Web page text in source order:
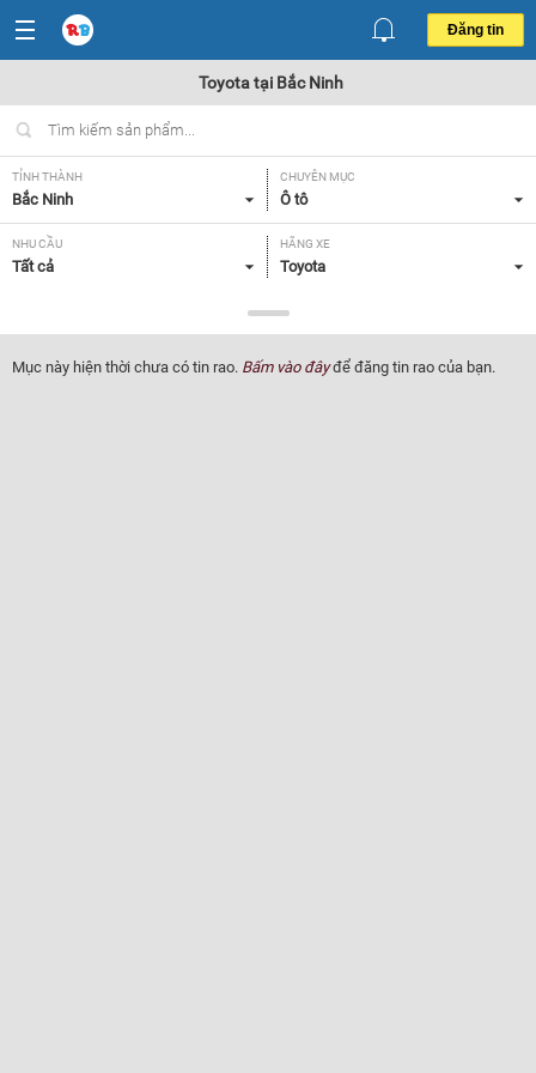
Đăng tin
Toyota tại Bắc Ninh
TỈNH THÀNH
Bắc Ninh
CHUYÊN MỤC
Ô tô
NHU CẦU
Tất cả
HÃNG XE
Toyota
Tất cả
NĂM SẢN XUẤT
Tất cả
GIÁ XE XUẤT XỨ
Mục này hiện thời chưa có tin rao. Bấm vào đâyđể đăng tin rao của bạn.